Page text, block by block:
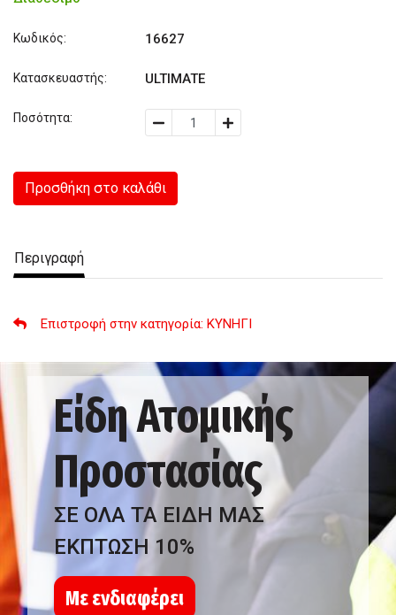
Κωδικός: 16627
Κατασκευαστής: ULTIMATE
Ποσότητα:
Προσθήκη στο καλάθι
Περιγραφή
Επιστροφή στην κατηγορία: ΚΥΝΗΓΙ
Είδη Ατομικής
Προστασίας
ΣΕ ΟΛΑ ΤΑ ΕΙΔΗ ΜΑΣ
ΕΚΠΤΩΣΗ 10%
Με ενδιαφέρει